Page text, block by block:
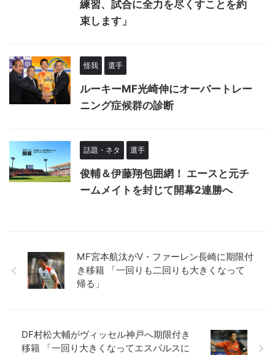
練習、試合に全力を尽くすことを約
束します」
怪我 選手
ルーキーMF光崎伸にオーバートレー
ニング症候群の診断
話題・ネタ 選手
俊輔＆伊藤翔包囲網！ エースと元チ
ームメイトを封じて開幕2連勝へ
MF宮本航汰がV・ファーレン長崎に期限付
き移籍 「一回りも二回りも大きくなって
帰る」
DF村松大輔がヴィッセル神戸へ期限付き
移籍 「一回り大きくなってエスパルスに